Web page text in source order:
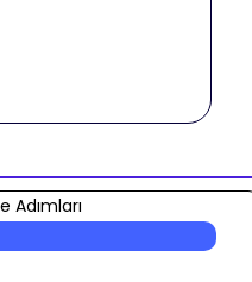
Adımları